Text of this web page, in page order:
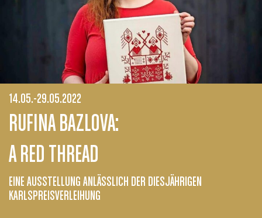
14.05.-29.05.2022
RUFINA BAZLOVA:
A RED THREAD
EINE AUSSTELLUNG ANLÄSSLICH DER DIESJÄHRIGEN
KARLSPREISVERLEIHUNG